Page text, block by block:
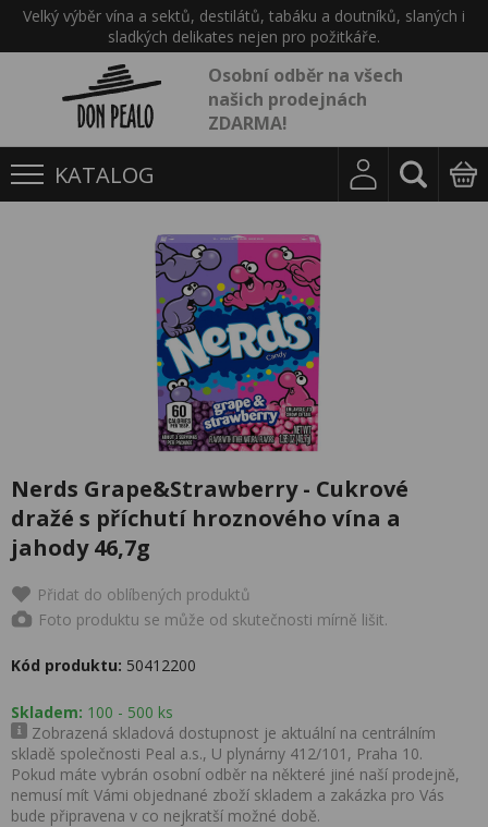
Velký výběr vína a sektů, destilátů, tabáku a doutníků, slaných i
sladkých delikates nejen pro požitkáře.
Osobní odběr na všech
našich prodejnách
ZDARMA!
KATALOG
Nerds Grape&Strawberry - Cukrové
dražé s příchutí hroznového vína a
jahody 46,7g
Přidat do oblíbených produktů
Foto produktu se může od skutečnosti mírně lišit.
Kód produktu: 50412200
Skladem: 100 - 500 ks
Zobrazená skladová dostupnost je aktuální na centrálním
skladě společnosti Peal a.s., U plynárny 412/101, Praha 10.
Pokud máte vybrán osobní odběr na některé jiné naší prodejně,
nemusí mít Vámi objednané zboží skladem a zakázka pro Vás
bude připravena v co nejkratší možné době.